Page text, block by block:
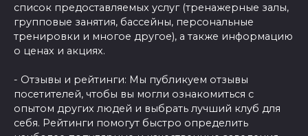
список предоставляемых услуг (тренажерные залы,
групповые занятия, бассейны, персональные
тренировки и многое другое), а также информацию
о ценах и акциях.
- Отзывы и рейтинги: Мы публикуем отзывы
посетителей, чтобы вы могли ознакомиться с
опытом других людей и выбрать лучший клуб для
себя. Рейтинги помогут быстро определить